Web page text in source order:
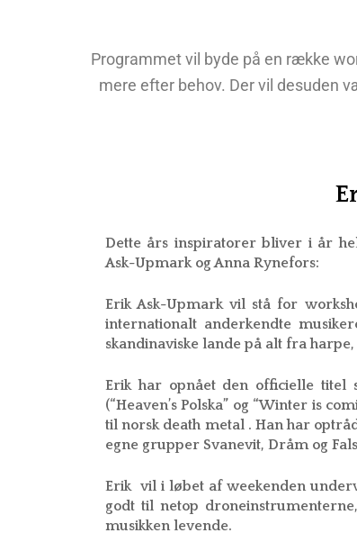
Programmet vil byde på en række
mere efter behov. Der vil desuden
Dette års inspiratorer bliver i år
Ask-Upmark og Anna Rynefors:
Erik Ask-Upmark vil stå for
internationalt anderkendte
skandinaviske lande på alt fra
Erik har opnået den officielle titel
(“Heaven’s Polska” og “Winter is
til norsk death metal . Han har
egne grupper Svanevit, Dråm og
Erik vil i løbet af weekenden
godt til netop
musikken levende.